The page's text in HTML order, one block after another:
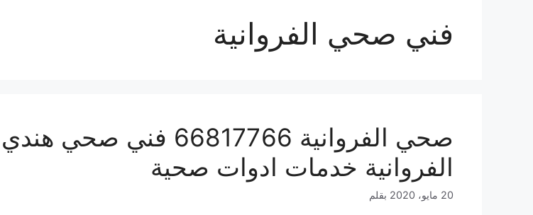
فني صحي الفروانية
صحي الفروانية 66817766 فني صحي هندي
الفروانية خدمات ادوات صحية
20 مايو، 2020 بقلم